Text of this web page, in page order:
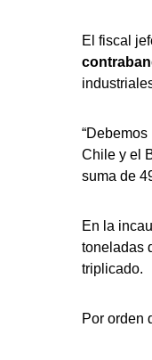
El fiscal
Chile y el
suma de
En la
toneladas
triplicado.
Por orden